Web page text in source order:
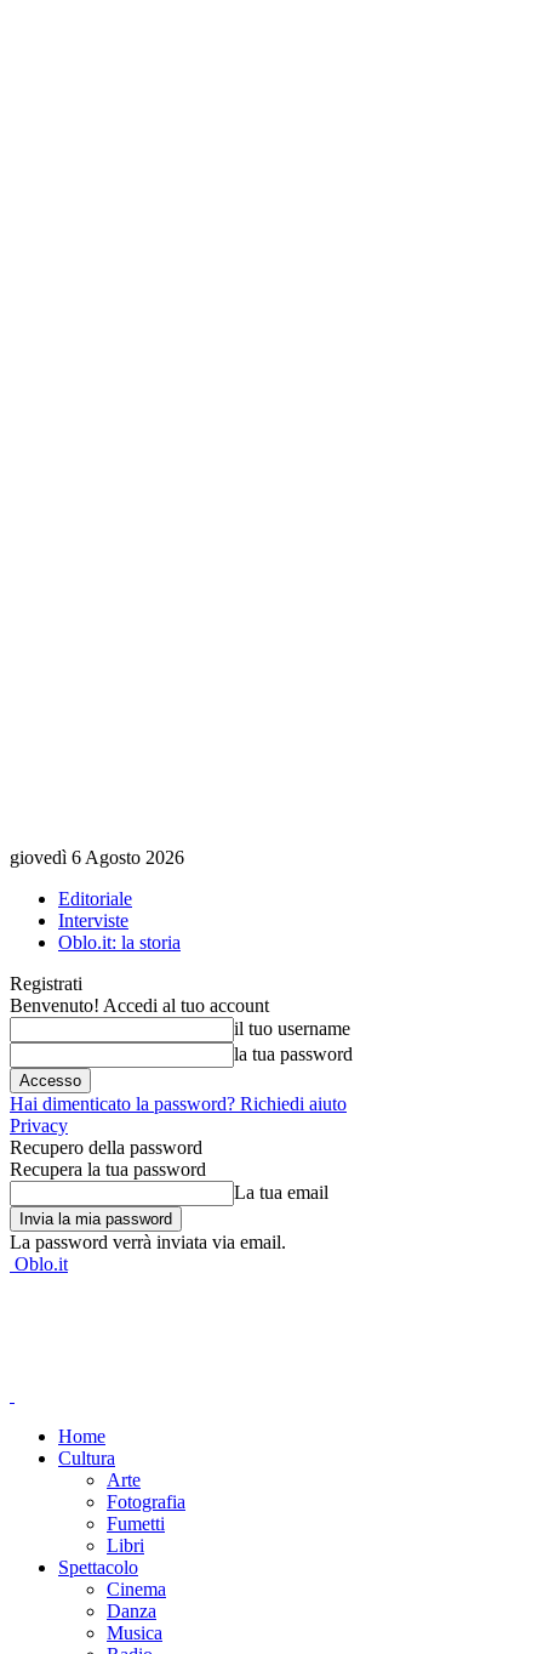
giovedì 6 Agosto 2026
Editoriale
Interviste
Oblo.it: la storia
Registrati
Benvenuto! Accedi al tuo account
il tuo username
la tua password
Hai dimenticato la password? Richiedi aiuto
Privacy
Recupero della password
Recupera la tua password
La tua email
La password verrà inviata via email.
Oblo.it
Home
Cultura
Arte
Fotografia
Fumetti
Libri
Spettacolo
Cinema
Danza
Musica